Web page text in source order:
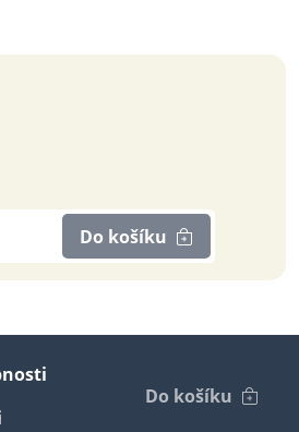
Do košíku
Do košíku